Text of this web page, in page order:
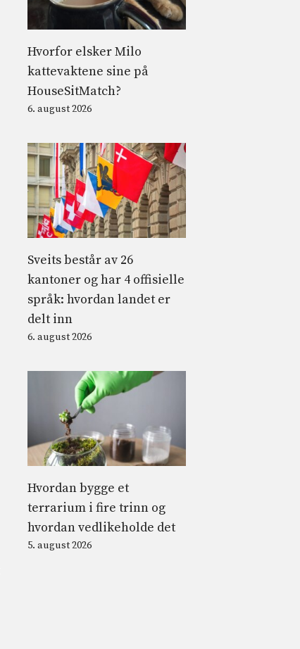
Hvorfor elsker Milo
kattevaktene sine på
HouseSitMatch?
6. august 2026
Sveits består av 26
kantoner og har 4 offisielle
språk: hvordan landet er
delt inn
6. august 2026
Hvordan bygge et
terrarium i fire trinn og
hvordan vedlikeholde det
5. august 2026